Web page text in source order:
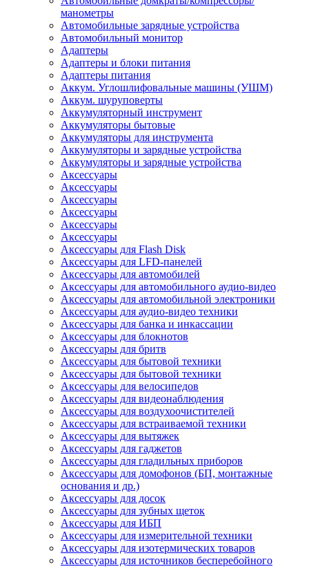
манометры
Автомобильные зарядные устройства
Автомобильный монитор
Адаптеры
Адаптеры и блоки питания
Адаптеры питания
Аккум. Углошлифовальные машины (УШМ)
Аккум. шуруповерты
Аккумуляторный инструмент
Аккумуляторы бытовые
Аккумуляторы для инструмента
Аккумуляторы и зарядные устройства
Аккумуляторы и зарядные устройства
Аксессуары
Аксессуары
Аксессуары
Аксессуары
Аксессуары
Аксессуары
Аксессуары для Flash Disk
Аксессуары для LFD-панелей
Аксессуары для автомобилей
Аксессуары для автомобильного аудио-видео
Аксессуары для автомобильной электроники
Аксессуары для аудио-видео техники
Аксессуары для банка и инкассации
Аксессуары для блокнотов
Аксессуары для бритв
Аксессуары для бытовой техники
Аксессуары для бытовой техники
Аксессуары для велосипедов
Аксессуары для видеонаблюдения
Аксессуары для воздухоочистителей
Аксессуары для встраиваемой техники
Аксессуары для вытяжек
Аксессуары для гаджетов
Аксессуары для гладильных приборов
Аксессуары для домофонов (БП, монтажные
основания и др.)
Аксессуары для досок
Аксессуары для зубных щеток
Аксессуары для ИБП
Аксессуары для измерительной техники
Аксессуары для изотермических товаров
Аксессуары для источников бесперебойного